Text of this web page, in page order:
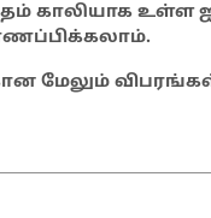
காலியாக உள்ள
மேலும்